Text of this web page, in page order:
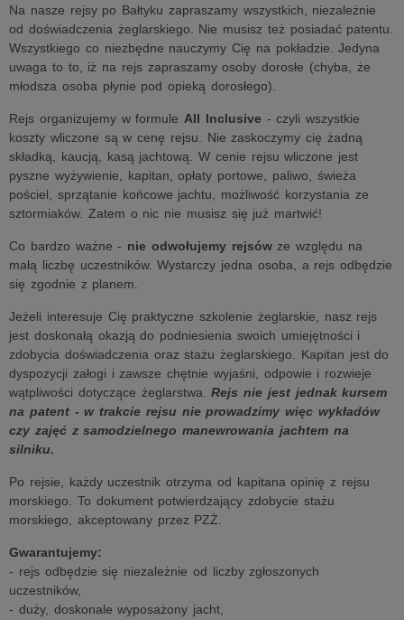
Na nasze rejsy po Bałtyku zapraszamy wszystkich, niezależnie
od doświadczenia żeglarskiego. Nie musisz też posiadać patentu.
Wszystkiego co niezbędne nauczymy Cię na pokładzie. Jedyna
uwaga to to, iż na rejs zapraszamy osoby dorosłe (chyba, że
młodsza osoba płynie pod opieką dorosłego).
Rejs organizujemy w formule All Inclusive - czyli wszystkie
koszty wliczone są w cenę rejsu. Nie zaskoczymy cię żadną
składką, kaucją, kasą jachtową. W cenie rejsu wliczone jest
pyszne wyżywienie, kapitan, opłaty portowe, paliwo, świeża
pościel, sprzątanie końcowe jachtu, możliwość korzystania ze
sztormiaków. Zatem o nic nie musisz się już martwić!
Co bardzo ważne - nie odwołujemy rejsówze względu na
małą liczbę uczestników. Wystarczy jedna osoba, a rejs odbędzie
się zgodnie z planem.
Jeżeli interesuje Cię praktyczne szkolenie żeglarskie, nasz rejs
jest doskonałą okazją do podniesienia swoich umiejętności i
zdobycia doświadczenia oraz stażu żeglarskiego. Kapitan jest do
dyspozycji załogi i zawsze chętnie wyjaśni, odpowie i rozwieje
wątpliwości dotyczące żeglarstwa.Rejs nie jest jednak kursem
na patent - w trakcie rejsu nie prowadzimy więc wykładów
czy zajęć z samodzielnego manewrowania jachtem na
silniku.
Po rejsie, każdy uczestnik otrzyma od kapitana opinię z rejsu
morskiego. To dokument potwierdzający zdobycie stażu
morskiego, akceptowany przez PZŻ.
Gwarantujemy:
- rejs odbędzie się niezależnie od liczby zgłoszonych
uczestników,
- duży, doskonale wyposażony jacht,